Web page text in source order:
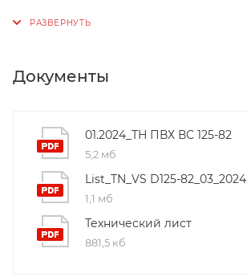
Документы
01.2024_ТН ПВХ ВС 125-82
5,2 мб
List_TN_VS D125-82_03_2024
1,1 мб
Технический лист
881,5 кб